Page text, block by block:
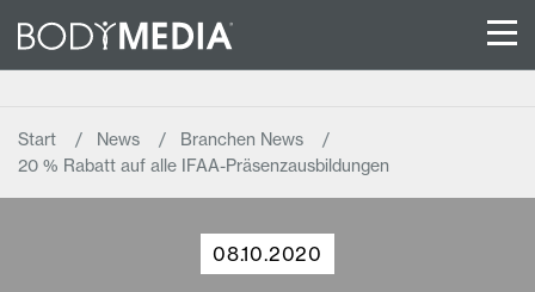
Start News
Branchen News
20 % Rabatt auf alle IFAA-Präsenzausbildungen
08.10.2020